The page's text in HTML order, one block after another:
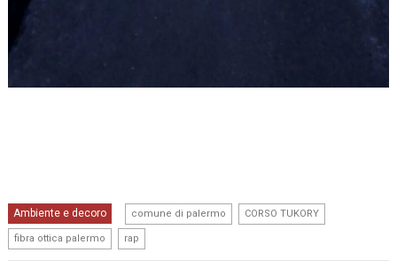
Ambiente e decoro comune di palermo CORSO TUKORY
fibra ottica palermo rap